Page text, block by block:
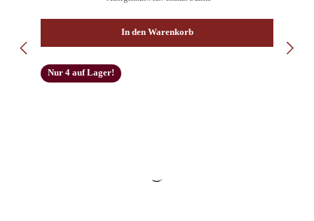
In den Warenkorb
Nur 4 auf Lager!